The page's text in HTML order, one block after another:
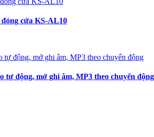
cửa KS-AL10
tự động, mở ghi âm, MP3 theo chuyển động